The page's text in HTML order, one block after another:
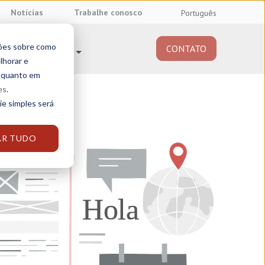
sobre como
e
em
.
simples será
TUDO
Notícias Trabalhe conosco Português
Sobre nós CONTATO